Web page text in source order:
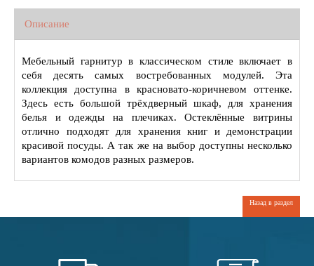
Описание
Мебельный гарнитур в классическом стиле включает в
себя десять самых востребованных модулей. Эта
коллекция доступна в красновато-коричневом оттенке.
Здесь есть большой трёхдверный шкаф, для хранения
белья и одежды на плечиках. Остеклённые витрины
отлично подходят для хранения книг и демонстрации
красивой посуды. А так же на выбор доступны несколько
вариантов комодов разных размеров.
Назад в раздел